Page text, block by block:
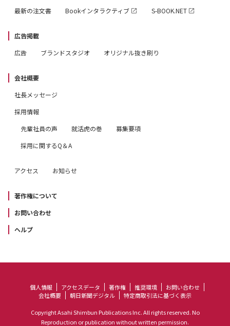
最新の注文書
Bookインタラクティブ S-BOOK.NET
広告掲載
広告
ブランドスタジオ オリジナル抜き刷り
会社概要
社長メッセージ
採用情報
先輩社員の声
就活虎の巻
募集要項
採用に関するQ＆A
アクセス お知らせ
著作権について
お問い合わせ
ヘルプ
個人情報 アクセスデータ 著作権 推奨環境
お問い合わせ
会社概要
朝日新聞デジタル 特定商取引法に基づく表示
Copyright Asahi Shimbun Publications Inc. All rights reserved. No
Reproduction or publication without written permission.